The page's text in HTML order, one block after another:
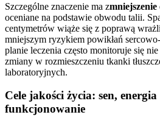
Szczególne znaczenie ma zmniejszenie
oceniane na podstawie obwodu talii.
centymetrów wiąże się z poprawą
mniejszym ryzykiem powikłań
planie leczenia często monitoruje się
zmiany w rozmieszczeniu tkanki
laboratoryjnych.
Cele jakości życia: sen,
funkcjonowanie